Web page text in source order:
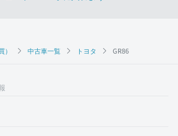
中古車一覧 トヨタ GR86